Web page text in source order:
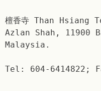
檀香寺 Than Hsiang
Azlan Shah, 11900
Malaysia.
Tel: 604-6414822;